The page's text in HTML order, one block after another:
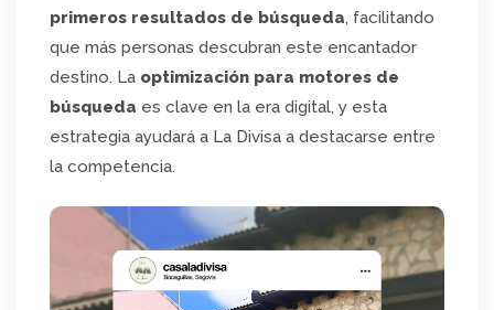
primeros resultados de búsqueda, facilitando
que más personas descubran este encantador
destino. La optimización para motores de
búsqueda es clave en la era digital, y esta
estrategia ayudará a La Divisa a destacarse entre
la competencia.